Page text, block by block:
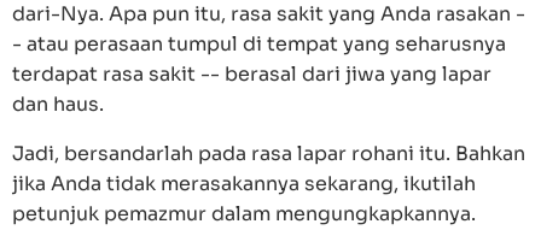
dari-Nya. Apa pun itu, rasa sakit yang Anda rasakan -
- atau perasaan tumpul di tempat yang seharusnya
terdapat rasa sakit -- berasal dari jiwa yang lapar
dan haus.
Jadi, bersandarlah pada rasa lapar rohani itu. Bahkan
jika Anda tidak merasakannya sekarang, ikutilah
petunjuk pemazmur dalam mengungkapkannya.